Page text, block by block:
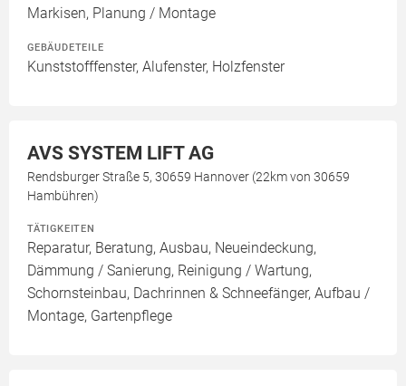
Markisen, Planung / Montage
GEBÄUDETEILE
Kunststofffenster, Alufenster, Holzfenster
AVS SYSTEM LIFT AG
Rendsburger Straße 5, 30659 Hannover (22km von 30659
Hambühren)
TÄTIGKEITEN
Reparatur, Beratung, Ausbau, Neueindeckung,
Dämmung / Sanierung, Reinigung / Wartung,
Schornsteinbau, Dachrinnen & Schneefänger, Aufbau /
Montage, Gartenpflege